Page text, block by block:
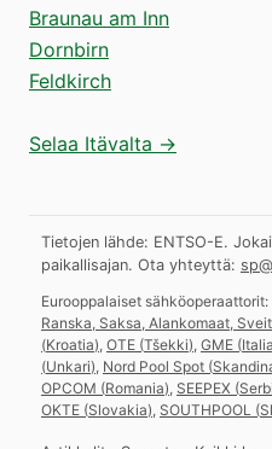
Braunau am Inn
Dornbirn
Feldkirch
Selaa Itävalta →
Tietojen lähde: ENTSO-E.
paikallisajan. Ota yhteyttä:
Eurooppalaiset sähköoperaattorit:
Ranska, Saksa, Alankomaat,
(Kroatia) OTE (Tšekki) GME (Italia
(Unkari) Nord Pool Spot (
OPCOM (Romania) SEEPEX (
OKTE (Slovakia) SOUTHPOOL (